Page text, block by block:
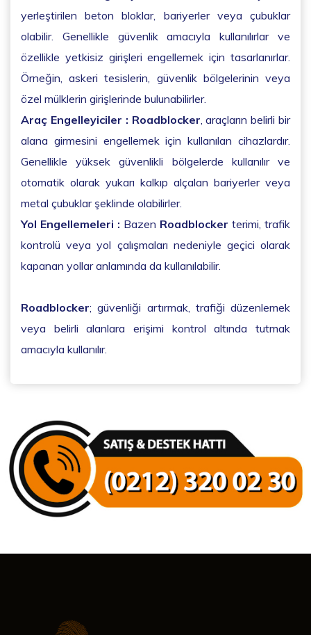
yerleştirilen beton bloklar, bariyerler veya çubuklar
olabilir. Genellikle güvenlik amacıyla kullanılırlar ve
özellikle yetkisiz girişleri engellemek için tasarlanırlar.
Örneğin, askeri tesislerin, güvenlik bölgelerinin veya
özel mülklerin girişlerinde bulunabilirler.
Araç Engelleyiciler : Roadblocker , araçların belirli bir
alana girmesini engellemek için kullanılan cihazlardır.
Genellikle yüksek güvenlikli bölgelerde kullanılır ve
otomatik olarak yukarı kalkıp alçalan bariyerler veya
metal çubuklar şeklinde olabilirler.
Yol Engellemeleri : Bazen Roadblocker terimi, trafik
kontrolü veya yol çalışmaları nedeniyle geçici olarak
kapanan yollar anlamında da kullanılabilir.
Roadblocker; güvenliği artırmak, trafiği düzenlemek
veya belirli alanlara erişimi kontrol altında tutmak
amacıyla kullanılır.